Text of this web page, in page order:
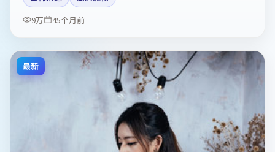
9万
45个月前
最新